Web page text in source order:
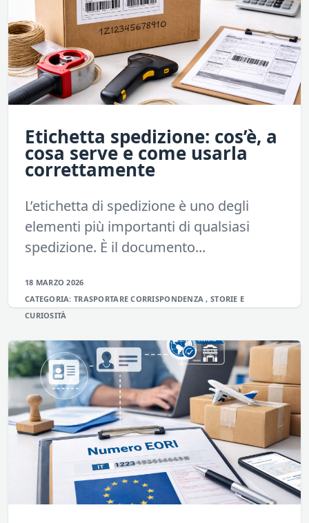
Etichetta spedizione: cos’è, a
cosa serve e come usarla
correttamente
L’etichetta di spedizione è uno degli
elementi più importanti di qualsiasi
spedizione. È il documento...
18 MARZO 2026
CATEGORIA:TRASPORTARECORRISPONDENZA,STORIE E
CURIOSITÀ